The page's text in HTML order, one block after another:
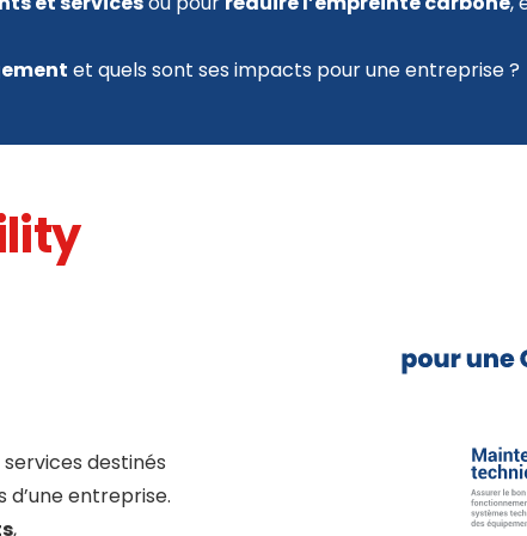
et quels sont ses impacts pour une entreprise ?
destinés
entreprise.
,